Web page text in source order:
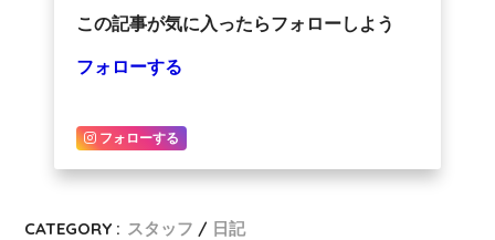
この記事が気に入ったらフォローしよう
フォローする
フォローする
CATEGORY : スタッフ 日記